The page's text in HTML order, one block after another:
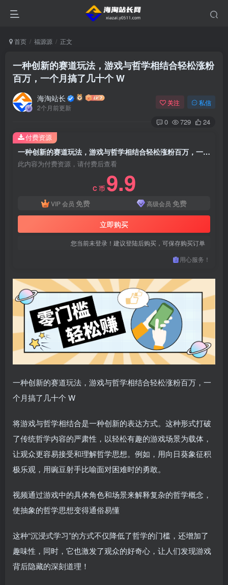
首页 福源源 正文
一种创新的赛道玩法，游戏与哲学相结合轻松涨粉
百万，一个月搞了几十个 W
海淘站长
2个月前更新
关注 私信
0 729 24
一种创新的赛道玩法，游戏与哲学相结合轻松涨粉百万，一个月搞了几十个 W
此内容为付费资源，请付费后查看
C 币 9.9
VIP 会员 免费 高级会员 免费
立即购买
您当前未登录！建议登陆后购买，可保存购买订单
用心服务！
付费资源
一种创新的赛道玩法，游戏与哲学相结合轻松涨粉百万，一
个月搞了几十个 W
将游戏与哲学相结合是一种创新的表达方式。这种形式打破
了传统哲学内容的严肃性，以轻松有趣的游戏场景为载体，
让观众更容易接受和理解哲学思想。例如，用向日葵象征积
极乐观，用豌豆射手比喻面对困难时的勇敢。
视频通过游戏中的具体角色和场景来解释复杂的哲学概念，
使抽象的哲学思想变得通俗易懂
这种“沉浸式学习”的方式不仅降低了哲学的门槛，还增加了
趣味性，同时，它也激发了观众的好奇心，让人们发现游戏
背后隐藏的深刻道理！